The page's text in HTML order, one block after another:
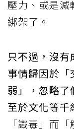
壓力、或是減
綁架了。
只不過，沒
事情歸因於
弱」，忽略
至於文化等千
「識毒」而